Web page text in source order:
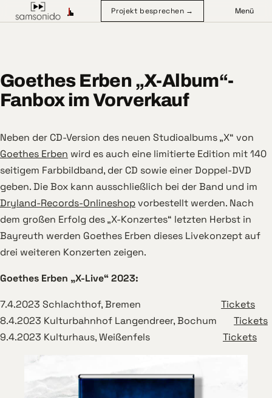
Projekt besprechen → Menü
Goethes Erben „X-Album“-
Fanbox im Vorverkauf
Neben der CD-Version des neuen Studioalbums „X“ von
Goethes Erben wird es auch eine limitierte Edition mit 140
seitigem Farbbildband, der CD sowie einer Doppel-DVD
geben. Die Box kann ausschließlich bei der Band und im
Dryland-Records-Onlineshopvorbestellt werden. Nach
dem großen Erfolg des „X-Konzertes“ letzten Herbst in
Bayreuth werden Goethes Erben dieses Livekonzept auf
drei weiteren Konzerten zeigen.
Goethes Erben „X-Live“ 2023:
7.4.2023 Schlachthof, Bremen
Tickets
8.4.2023 Kulturbahnhof Langendreer, Bochum Tickets
9.4.2023 Kulturhaus, Weißenfels
Tickets